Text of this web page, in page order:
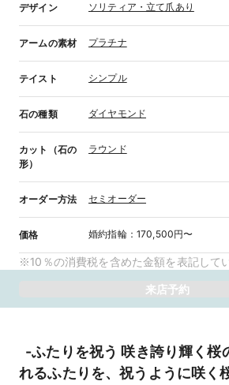
デザイン ソリティア・立て爪あり
アームの素材 プラチナ
テイスト シンプル
石の種類 ダイヤモンド
カット（石の
形）
ラウンド
オーダー方法 セミオーダー
価格 婚約指輪： 170,500円〜
※10％の消費税を含めた金額を表記してい
来店予約
-ふたりを祝う 咲き誇り輝く桜
れるふたりを、祝うように咲く